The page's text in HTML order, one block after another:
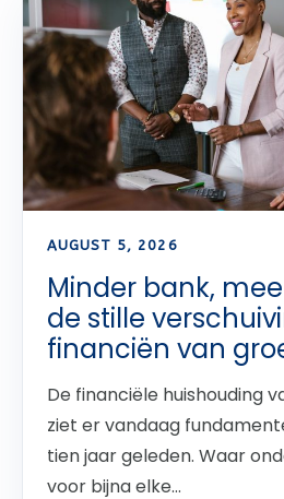
AUGUST 5, 2026
Minder bank,
de stille
financiën van
De financiële huishouding
ziet er vandaag
tien jaar geleden. Waar
voor bijna elke...